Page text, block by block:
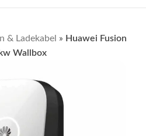
& Ladekabel » Huawei Fusion
Wallbox